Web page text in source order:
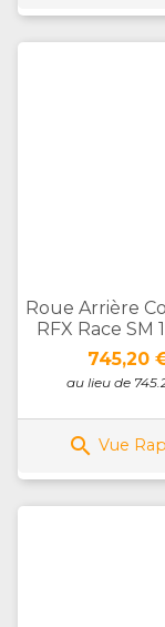
Roue Arrière
RFX Race SM
Prix
745,20
au lieu de
 Vue